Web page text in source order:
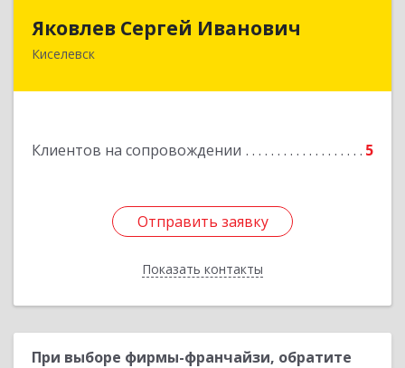
Яковлев Сергей Иванович
Киселевск
Клиентов на сопровождении 5
Отправить заявку
Показать контакты
Яковлев Сергей Иванович
650002, Кемеровская обл, г.Кемерово, пр-т
Отправить заявку
Назад
При выборе фирмы-франчайзи, обратите